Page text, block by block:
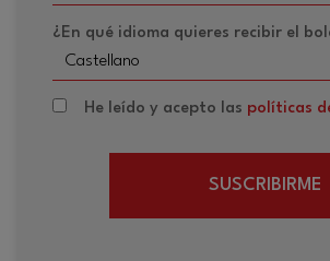
¿En qué idioma quieres recibir el
He leído y acepto las políticas
SUSCRIBIRME